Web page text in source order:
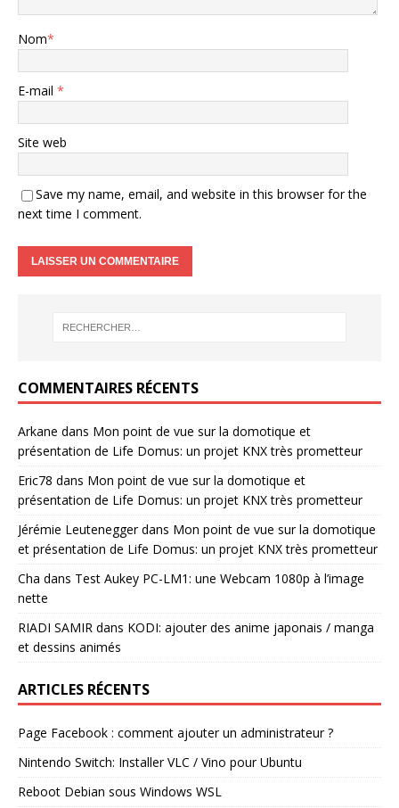
Nom*
E-mail *
Site web
Save my name, email, and website in this browser for the
next time I comment.
COMMENTAIRES RÉCENTS
Arkane dans Mon point de vue sur la domotique et
présentation de Life Domus: un projet KNX très prometteur
Eric78 dans Mon point de vue sur la domotique et
présentation de Life Domus: un projet KNX très prometteur
Jérémie Leuteneggerdans Mon point de vue sur la domotique
et présentation de Life Domus: un projet KNX très prometteur
Cha dans Test Aukey PC-LM1: une Webcam 1080p à l’image
nette
RIADI SAMIR dans KODI: ajouter des anime japonais / manga
et dessins animés
ARTICLES RÉCENTS
Page Facebook : comment ajouter un administrateur ?
Nintendo Switch: Installer VLC / Vino pour Ubuntu
Reboot Debian sous Windows WSL